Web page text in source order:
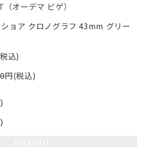
オーデマ ピゲ）
ョア クロノグラフ 43mm グリー
込)
円(税込)